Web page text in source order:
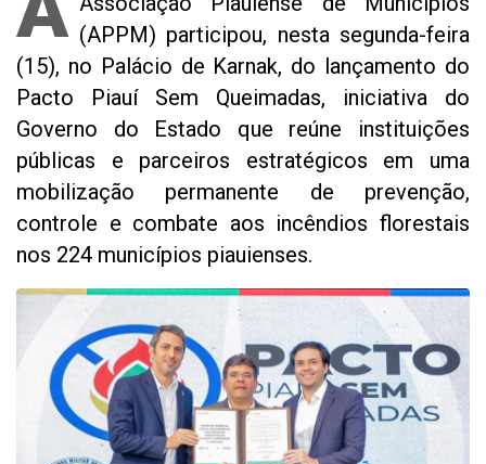
(APPM) participou, nesta segunda-feira
(15), no Palácio de Karnak, do lançamento do
Pacto Piauí Sem Queimadas, iniciativa do
Governo do Estado que reúne instituições
públicas e parceiros estratégicos em uma
mobilização permanente de prevenção,
controle e combate aos incêndios florestais
nos 224 municípios piauienses.